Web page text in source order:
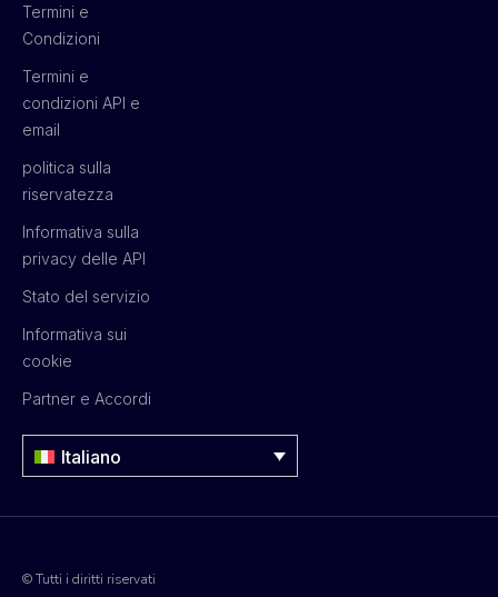
Termini e
Condizioni
Termini e
condizioni API e
email
politica sulla
riservatezza
Informativa sulla
privacy delle API
Stato del servizio
Informativa sui
cookie
Partner e Accordi
Italiano
© Tutti i diritti riservati